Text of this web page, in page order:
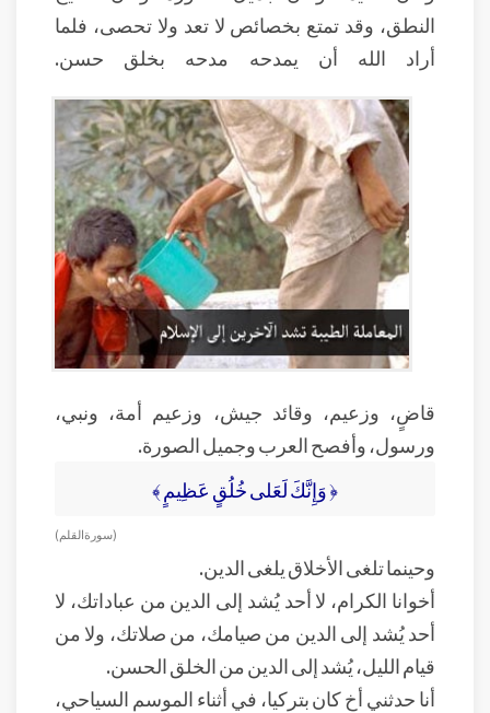
النطق، وقد تمتع بخصائص لا تعد ولا تحصى، فلما
أراد الله أن يمدحه مدحه بخلق حسن.
قاضٍ، وزعيم، وقائد جيش، وزعيم أمة، ونبي،
ورسول، وأفصح العرب وجميل الصورة.
﴿ وَإِنَّكَ لَعَلى خُلُقٍ عَظِيمٍ ﴾
( سورة القلم )
وحينما تلغى الأخلاق يلغى الدين.
أخوانا الكرام، لا أحد يُشد إلى الدين من عباداتك، لا
أحد يُشد إلى الدين من صيامك، من صلاتك، ولا من
قيام الليل، يُشد إلى الدين من الخلق الحسن.
أنا حدثني أخ كان بتركيا، في أثناء الموسم السياحي،